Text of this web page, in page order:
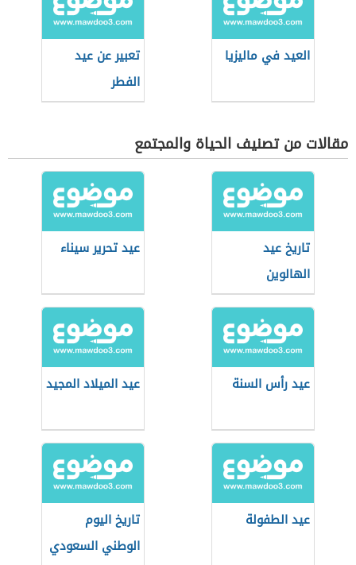
العيد في ماليزيا
تعبير عن عيد
الفطر
مقالات من تصنيف الحياة والمجتمع
تاريخ عيد
الهالوين
عيد تحرير سيناء
عيد رأس السنة عيد الميلاد المجيد
عيد الطفولة
تاريخ اليوم
الوطني السعودي